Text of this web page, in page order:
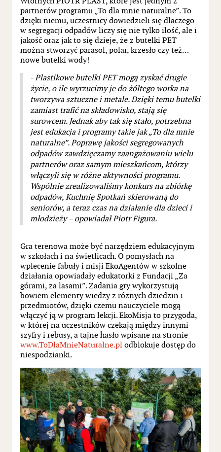
partnerów programu „To dla mnie naturalne”. To
dzięki niemu, uczestnicy dowiedzieli się dlaczego
w segregacji odpadów liczy się nie tylko ilość, ale i
jakość oraz jak to się dzieje, że z butelki PET
można stworzyć parasol, polar, krzesło czy też…
nowe butelki wody!
- Plastikowe butelki PET mogą zyskać drugie
życie, o ile wyrzucimy je do żółtego worka na
tworzywa sztuczne i metale. Dzięki temu butelki
zamiast trafić na składowisko, stają się
surowcem. Jednak aby tak się stało, potrzebna
jest edukacja i programy takie jak „To dla mnie
naturalne”. Poprawę jakości segregowanych
odpadów zawdzięczamy zaangażowaniu wielu
partnerów oraz samym mieszkańcom, którzy
włączyli się w różne aktywności programu.
Wspólnie zrealizowaliśmy konkurs na zbiórkę
odpadów, Kuchnię Spotkań skierowaną do
seniorów, a teraz czas na działanie dla dzieci i
młodzieży – opowiadał Piotr Figura.
Gra terenowa może być narzędziem edukacyjnym
w szkołach i na świetlicach. O pomysłach na
wplecenie fabuły i misji EkoAgentów w szkolne
działania opowiadały edukatorki z Fundacji „Za
górami, za lasami”. Zadania gry wykorzystują
bowiem elementy wiedzy z różnych dziedzin i
przedmiotów, dzięki czemu nauczyciele mogą
włączyć ją w program lekcji. EkoMisja to przygoda,
w której na uczestników czekają między innymi
szyfry i rebusy, a tajne hasło wpisane na stronie
www.ToDlaMnieNaturalne.pl odblokuje dostęp do
niespodzianki.